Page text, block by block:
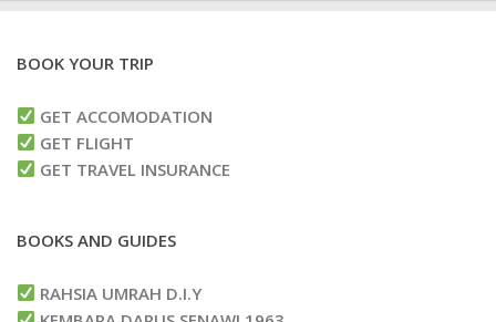
BOOK YOUR TRIP
GET ACCOMODATION
GET FLIGHT
GET TRAVEL INSURANCE
BOOKS AND GUIDES
RAHSIA UMRAH D.I.Y